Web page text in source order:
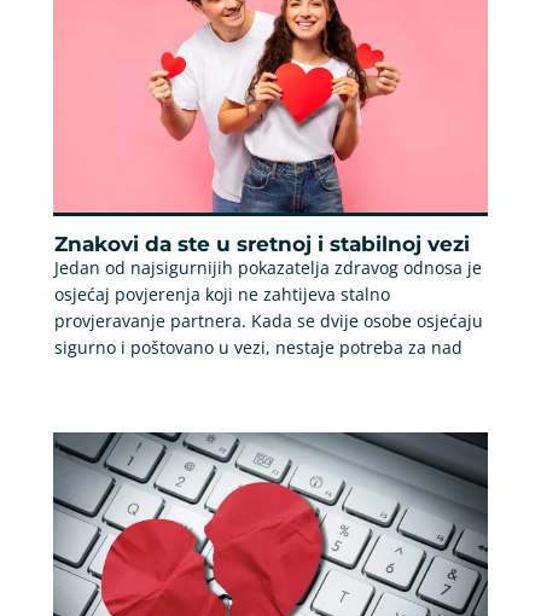
Znakovi da ste u sretnoj i stabilnoj vezi
Jedan od najsigurnijih pokazatelja zdravog odnosa je
osjećaj povjerenja koji ne zahtijeva stalno
provjeravanje partnera. Kada se dvije osobe osjećaju
sigurno i poštovano u vezi, nestaje potreba za nad